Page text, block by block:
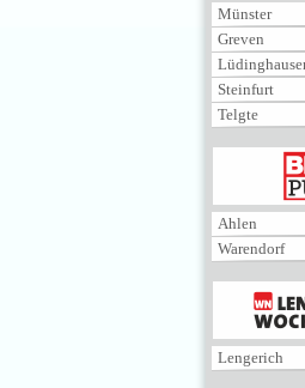
Münster
Greven
Steinfurt
Telgte
Ahlen
Warendorf
MENÜ
Lengerich